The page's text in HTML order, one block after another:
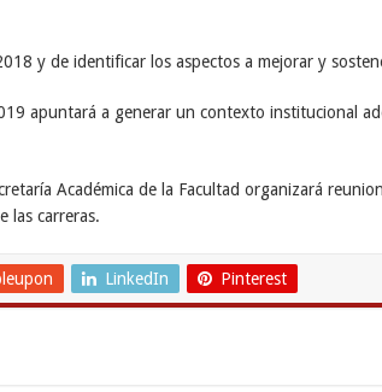
y de identificar los aspectos a mejorar y
apuntará a generar un contexto institucional
Académica de la Facultad organizará
las carreras.
LinkedIn Pinterest